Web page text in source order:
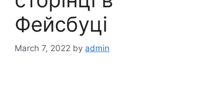
Фейсбуці
March 7, 2022 by admin